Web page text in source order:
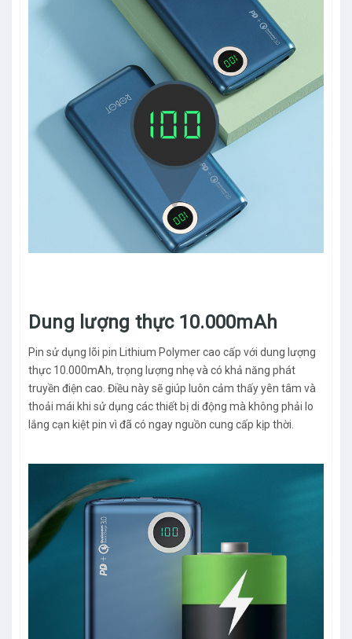
Dung lượng thực 10.000mAh
Pin sử dụng lõi pin Lithium Polymer cao cấp với dung lượng
thực 10.000mAh, trọng lượng nhẹ và có khả năng phát
truyền điện cao. Điều này sẽ giúp luôn cảm thấy yên tâm và
thoải mái khi sử dụng các thiết bị di động mà không phải lo
lắng cạn kiệt pin vì đã có ngay nguồn cung cấp kịp thời.